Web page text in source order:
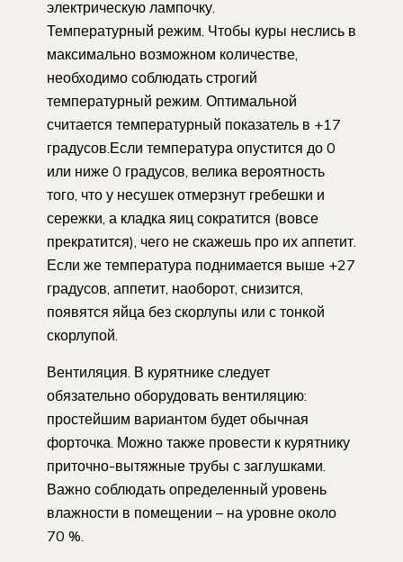
электрическую лампочку.
Температурный режим. Чтобы куры неслись в
максимально возможном количестве,
необходимо соблюдать строгий
температурный режим. Оптимальной
считается температурный показатель в +17
градусов.Если температура опустится до 0
или ниже 0 градусов, велика вероятность
того, что у несушек отмерзнут гребешки и
сережки, а кладка яиц сократится (вовсе
прекратится), чего не скажешь про их аппетит.
Если же температура поднимается выше +27
градусов, аппетит, наоборот, снизится,
появятся яйца без скорлупы или с тонкой
скорлупой.
Вентиляция. В курятнике следует
обязательно оборудовать вентиляцию:
простейшим вариантом будет обычная
форточка. Можно также провести к курятнику
приточно-вытяжные трубы с заглушками.
Важно соблюдать определенный уровень
влажности в помещении – на уровне около
70 %.